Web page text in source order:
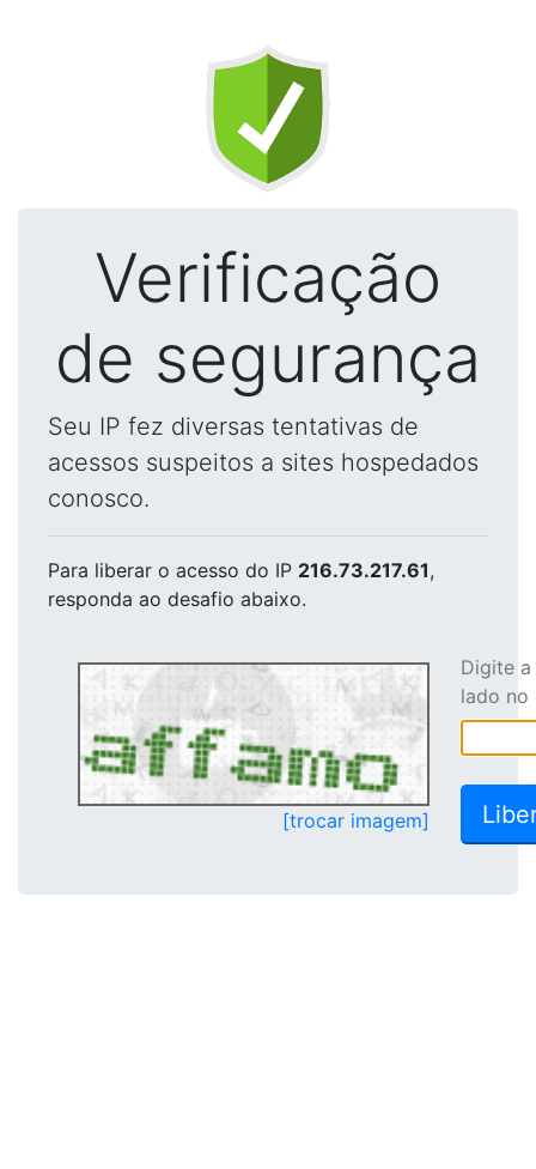
Verificação
de segurança
Seu IP fez diversas tentativas de
acessos suspeitos a sites hospedados
conosco.
Para liberar o acesso do IP 216.73.217.61,
responda ao desafio abaixo.
[trocar imagem]
Digite
lado no